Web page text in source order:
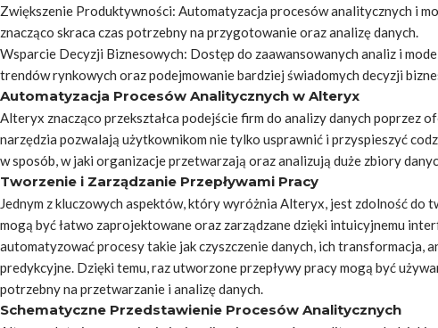
Zwiększenie Produktywności: Automatyzacja procesów analitycznych i
znacząco skraca czas potrzebny na przygotowanie oraz analizę danych.
Wsparcie Decyzji Biznesowych: Dostęp do zaawansowanych analiz i
trendów rynkowych oraz podejmowanie bardziej świadomych decyzji
Automatyzacja Procesów Analitycznych w Alteryx
Alteryx znacząco przekształca podejście firm do analizy danych poprzez
narzędzia pozwalają użytkownikom nie tylko usprawnić i przyspieszyć
w sposób, w jaki organizacje przetwarzają oraz analizują duże zbiory
Tworzenie i Zarządzanie Przepływami Pracy
Jednym z kluczowych aspektów, który wyróżnia Alteryx, jest zdolność do
mogą być łatwo zaprojektowane oraz zarządzane dzięki intuicyjnemu
automatyzować procesy takie jak czyszczenie danych, ich transformacja,
predykcyjne. Dzięki temu, raz utworzone przepływy pracy mogą być
potrzebny na przetwarzanie i analizę danych.
Schematyczne Przedstawienie Procesów Analitycznych